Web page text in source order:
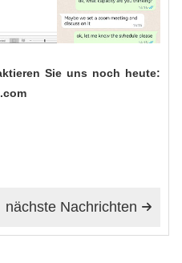
Sie uns noch heute:

nächste Nachrichten